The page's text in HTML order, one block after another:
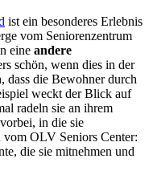
ist ein besonderes Erlebnis
vom Seniorenzentrum
eine andere
schön, wenn dies in der
dass die Bewohner durch
weckt der Blick auf
radeln sie an ihrem
in die sie
vom OLV Seniors Center:
die sie mitnehmen und